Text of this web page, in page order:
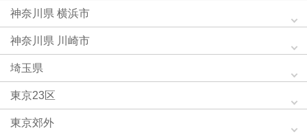
神奈川県 横浜市
神奈川県 川崎市
埼玉県
東京23区
東京郊外